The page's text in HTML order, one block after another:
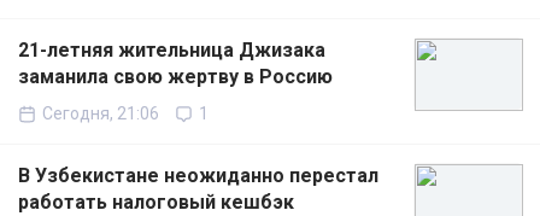
21-летняя жительница Джизака
заманила свою жертву в Россию
Сегодня, 21:06 1
В Узбекистане неожиданно перестал
работать налоговый кешбэк